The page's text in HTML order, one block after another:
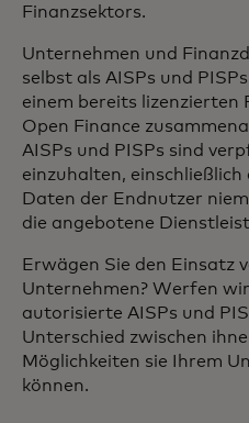
Finanzsektors.
Unternehmen und
selbst als AISPs und
einem bereits
Open Finance
AISPs und PISPs sind
einzuhalten,
Daten der Endnutzer
die angebotene
Erwägen Sie den Einsatz
Unternehmen? Werfen
autorisierte AISPs und
Unterschied zwischen
Möglichkeiten sie Ihrem
können.